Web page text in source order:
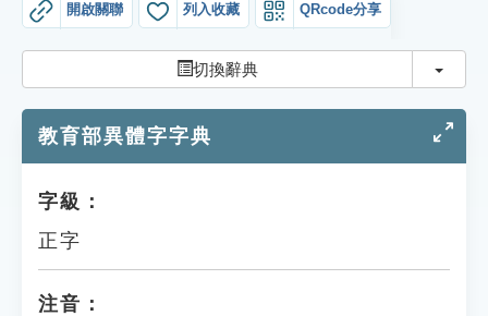
貓頭鷹博士
開啟關聯 列入收藏 QRcode分享
切換辭典 切換
教育部異體字字典
字級：
正字
注音：